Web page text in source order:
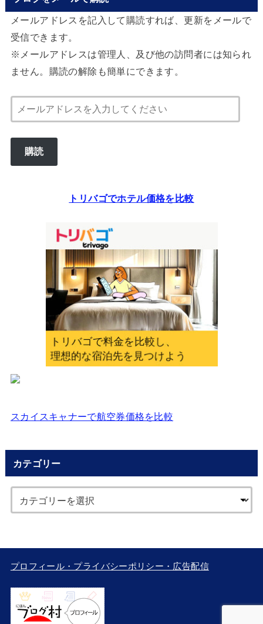
メールアドレスを記入して購読すれば、更新をメールで
受信できます。
※メールアドレスは管理人、及び他の訪問者には知られ
ません。購読の解除も簡単にできます。
ー
ル
購読
トリバゴでホテル価格を比較
スカイスキャナーで航空券価格を比較
カテゴリー
プロフィール・プライバシーポリシー・広告配信